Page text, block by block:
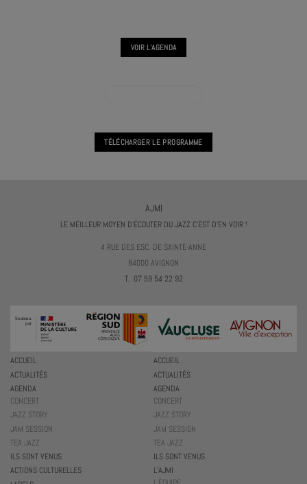
VOIR L'AGENDA
TÉLÉCHARGER LE PROGRAMME
AJMI
LE MEILLEUR MOYEN D'ÉCOUTER DU JAZZ C'EST D'EN VOIR !
4 RUE DES ESC. DE SAINTE-ANNE
84000 AVIGNON
T. 07 59 54 22 92
ACCUEIL
ACTUALITÉS
AGENDA
CONCERT
JAZZ STORY
JAM SESSION
TEA JAZZ
ILS SONT VENUS
ACCUEIL
ACTUALITÉS
AGENDA
CONCERT
JAZZ STORY
JAM SESSION
TEA JAZZ
ILS SONT VENUS
ACTIONS CULTURELLES
L’AJMI